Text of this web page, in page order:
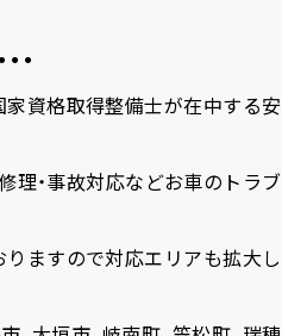
・
資格取得整備士が在中する安
理・事故対応などお車のトラブ
ますので対応エリアも拡大し